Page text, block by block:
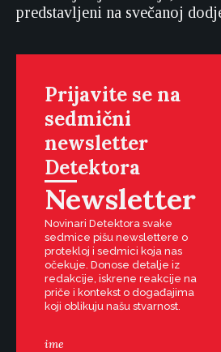
predstavljeni na svečanoj
Prijavite se na
sedmični
newsletter
Detektora
Newsletter
Novinari Detektora svake
sedmice pišu newslettere o
protekloj i sedmici koja nas
očekuje. Donose detalje iz
redakcije, iskrene reakcije na
priče i kontekst o događajima
koji oblikuju našu stvarnost.